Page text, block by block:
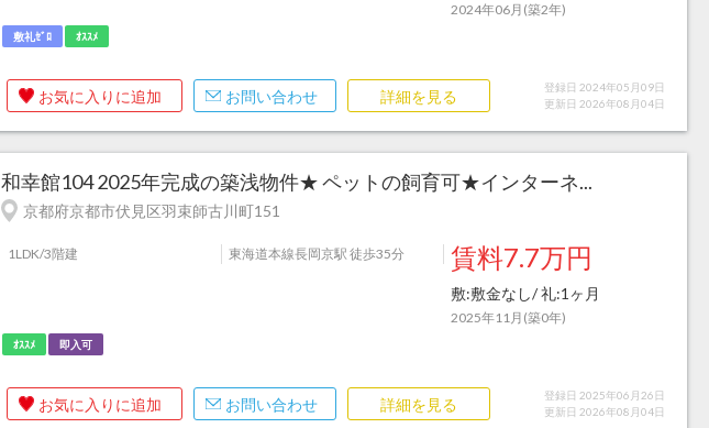
2024年06月(築2年)
敷礼ｾﾞﾛ ｵｽｽﾒ
お気に入りに追加 お問い合わせ 詳細を見る
登録日 2024年05月09日
更新日 2026年08月04日
和幸館104 2025年完成の築浅物件★ ペットの飼育可★インターネ...
京都府京都市伏見区羽束師古川町151
1LDK/3階建 東海道本線長岡京駅 徒歩35分 賃料7.7万円
敷:敷金なし/ 礼:1ヶ月
2025年11月(築0年)
ｵｽｽﾒ 即入可
お気に入りに追加 お問い合わせ 詳細を見る
登録日 2025年06月26日
更新日 2026年08月04日